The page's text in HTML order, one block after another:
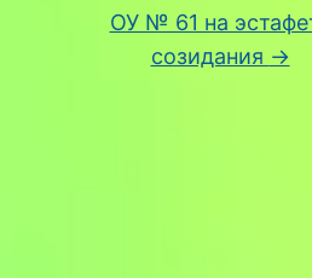
ОУ № 61 на
созидания →